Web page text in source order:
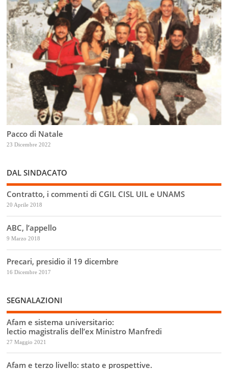
Pacco di Natale
23 Dicembre 2022
DAL SINDACATO
Contratto, i commenti di CGIL CISL UIL e UNAMS
20 Aprile 2018
ABC, l’appello
9 Marzo 2018
Precari, presidio il 19 dicembre
16 Dicembre 2017
SEGNALAZIONI
Afam e sistema universitario:
lectio magistralis dell’ex Ministro Manfredi
27 Maggio 2021
Afam e terzo livello: stato e prospettive.